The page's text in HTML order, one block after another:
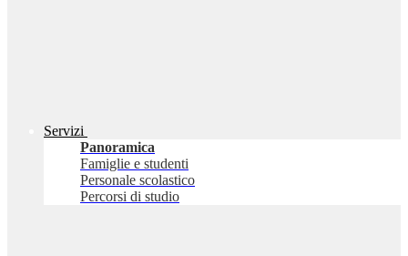
Servizi
Panoramica
Famiglie e studenti
Personale scolastico
Percorsi di studio